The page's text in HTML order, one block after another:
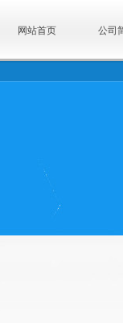
网站首页 公司